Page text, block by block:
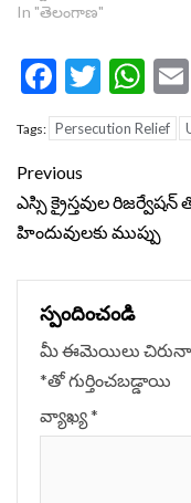
In "తెలంగాణ"
Tags: Persecution Relief
Continue
Reading
Previous
ఎస్సి క్రైస్తవుల
హిందువులకు ముప్పు
స్పందించండి
మీ ఈమెయిలు
*‌తో గుర్తించబడ్డాయి
వ్యాఖ్య*